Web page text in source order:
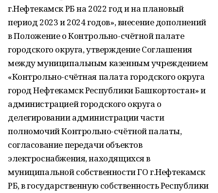
г.Нефтекамск РБ на 2022 год и на плановый
период 2023 и 2024 годов», внесение дополнений
в Положение о Контрольно-счётной палате
городского округа, утверждение Соглашения
между муниципальным казенным учреждением
«Контрольно-счётная палата городского округа
город Нефтекамск Республики Башкортостан» и
администрацией городского округа о
делегировании администрации части
полномочий Контрольно-счётной палаты,
согласование передачи объектов
электроснабжения, находящихся в
муниципальной собственности ГО г.Нефтекамск
РБ, в государственную собственность Республики